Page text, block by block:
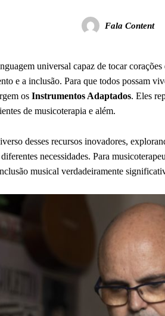
Fala Content
universal capaz de tocar
e a inclusão. Para que todos possam
os Instrumentos Adaptados. Eles
de musicoterapia e além.
desses recursos inovadores,
necessidades. Para
musical verdadeiramente